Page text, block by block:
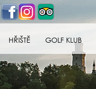
HŘIŠTĚ GOLF KLUB